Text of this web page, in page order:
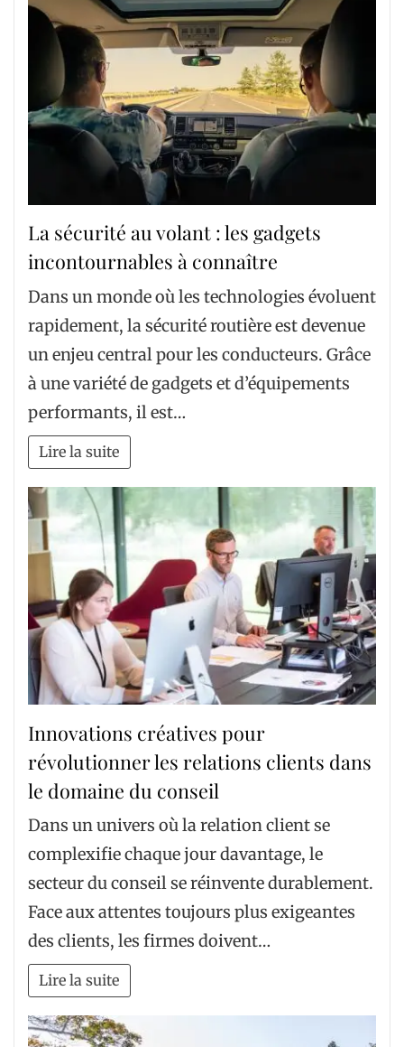
La sécurité au volant : les gadgets
incontournables à connaître
Dans un monde où les technologies évoluent
rapidement, la sécurité routière est devenue
un enjeu central pour les conducteurs. Grâce
à une variété de gadgets et d’équipements
performants, il est…
Lire la suite
Innovations créatives pour
révolutionner les relations clients dans
le domaine du conseil
Dans un univers où la relation client se
complexifie chaque jour davantage, le
secteur du conseil se réinvente durablement.
Face aux attentes toujours plus exigeantes
des clients, les firmes doivent…
Lire la suite